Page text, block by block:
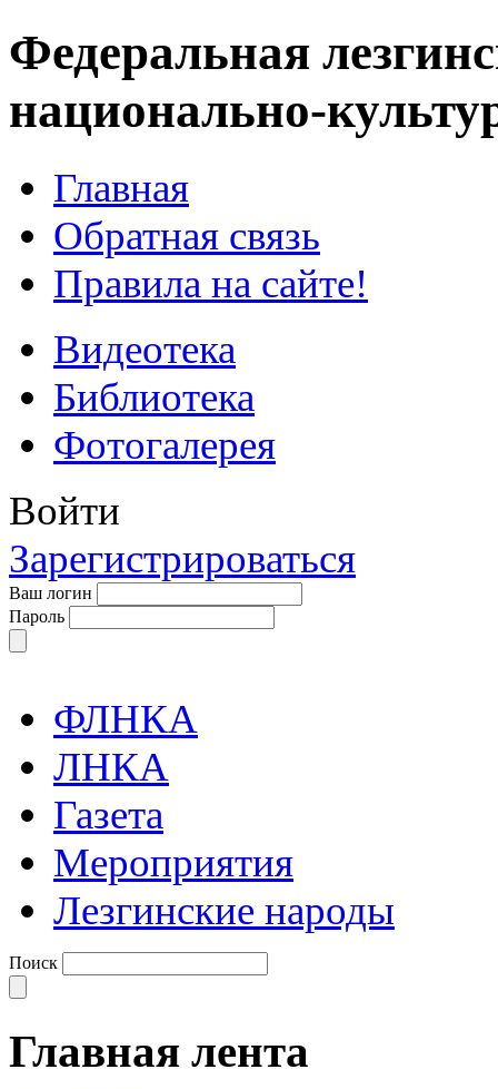
Федеральная
национально-
Главная
Обратная связь
Правила на сайте!
Видеотека
Библиотека
Фотогалерея
Войти
Зарегистрироваться
Ваш логин
Пароль
ФЛНКА
ЛНКА
Газета
Мероприятия
Лезгинские народы
Поиск
Главная лента